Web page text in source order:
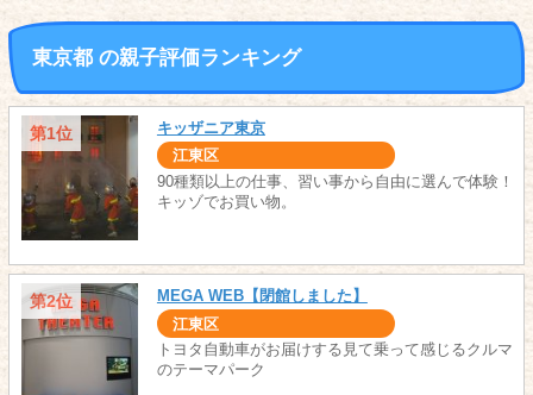
東京都 の親子評価ランキング
第1位 キッザニア東京
江東区
90種類以上の仕事、習い事から自由に選んで体験！
キッゾでお買い物。
第2位 MEGA WEB【閉館しました】
江東区
トヨタ自動車がお届けする見て乗って感じるクルマ
のテーマパーク